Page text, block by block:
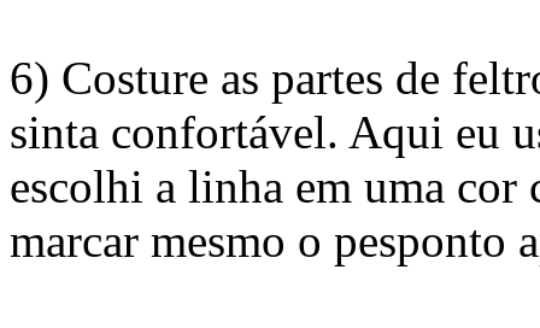
6) Costure as partes de
sinta confortável. Aqui eu
escolhi a linha em uma cor
marcar mesmo o pesponto